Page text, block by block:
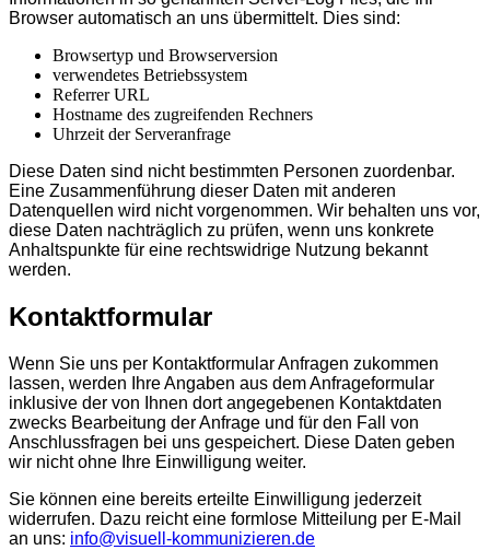
Browser automatisch an uns übermittelt. Dies sind:
Browsertyp und Browserversion
verwendetes Betriebssystem
Referrer URL
Hostname des zugreifenden Rechners
Uhrzeit der Serveranfrage
Diese Daten sind nicht bestimmten Personen zuordenbar.
Eine Zusammenführung dieser Daten mit anderen
Datenquellen wird nicht vorgenommen. Wir behalten uns vor,
diese Daten nachträglich zu prüfen, wenn uns konkrete
Anhaltspunkte für eine rechtswidrige Nutzung bekannt
werden.
Kontaktformular
Wenn Sie uns per Kontaktformular Anfragen zukommen
lassen, werden Ihre Angaben aus dem Anfrageformular
inklusive der von Ihnen dort angegebenen Kontaktdaten
zwecks Bearbeitung der Anfrage und für den Fall von
Anschlussfragen bei uns gespeichert. Diese Daten geben
wir nicht ohne Ihre Einwilligung weiter.
Sie können eine bereits erteilte Einwilligung jederzeit
widerrufen. Dazu reicht eine formlose Mitteilung per E-Mail
an uns: info@visuell-kommunizieren.de